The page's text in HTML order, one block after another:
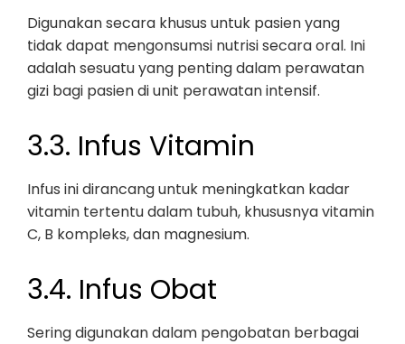
Digunakan secara khusus untuk pasien yang
tidak dapat mengonsumsi nutrisi secara oral. Ini
adalah sesuatu yang penting dalam perawatan
gizi bagi pasien di unit perawatan intensif.
3.3. Infus Vitamin
Infus ini dirancang untuk meningkatkan kadar
vitamin tertentu dalam tubuh, khususnya vitamin
C, B kompleks, dan magnesium.
3.4. Infus Obat
Sering digunakan dalam pengobatan berbagai